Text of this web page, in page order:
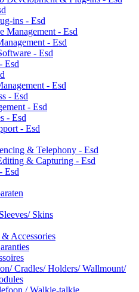
ins - Esd
Management - Esd
- Esd
- Esd
Esd
- Esd
- Esd
- Esd
- Esd
- Esd
& Telephony - Esd
& Capturing - Esd
Esd
Skins
Accessories
Cradles/ Holders/ Wallmount/
/ Walkie-talkie